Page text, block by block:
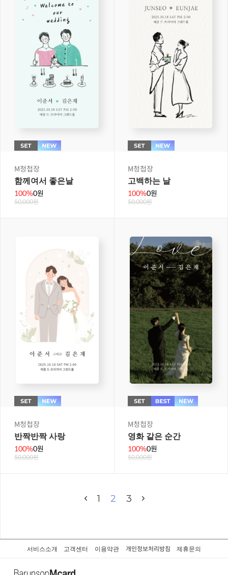
M청첩장
함께여서 좋은날
100%0원
50,000원
M청첩장
고백하는 날
100%0원
50,000원
M청첩장
반짝반짝 사랑
100%0원
50,000원
M청첩장
영화 같은 순간
100%0원
50,000원
1 2 3
서비스소개 고객센터 이용약관 개인정보처리방침 제휴문의